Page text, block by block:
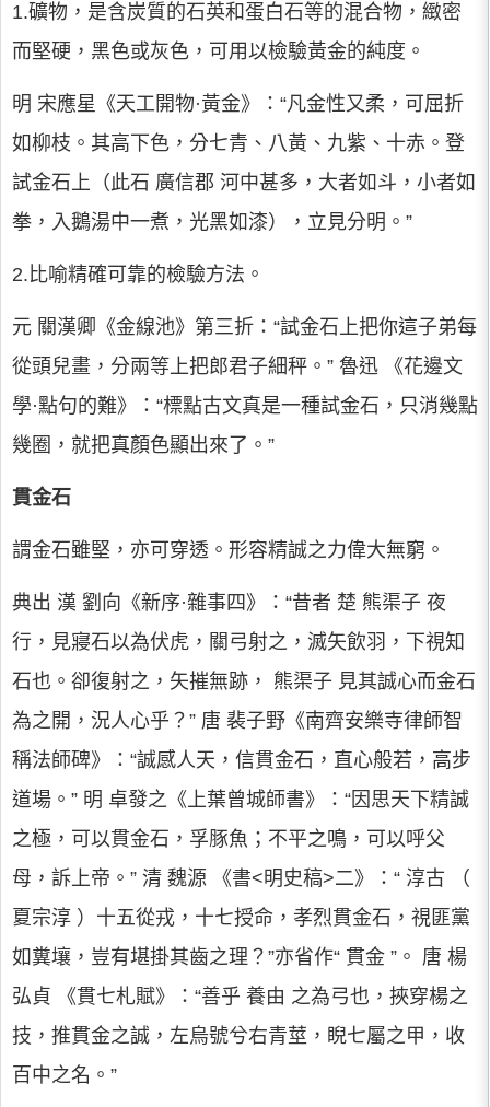
1.礦物，是含炭質的石英和蛋白石等的混合物，緻密
而堅硬，黑色或灰色，可用以檢驗黃金的純度。
明 宋應星《天工開物·黃金》：“凡金性又柔，可屈折
如柳枝。其高下色，分七青、八黃、九紫、十赤。登
試金石上（此石 廣信郡 河中甚多，大者如斗，小者如
拳，入鵝湯中一煮，光黑如漆），立見分明。”
2.比喻精確可靠的檢驗方法。
元 關漢卿《金線池》第三折：“試金石上把你這子弟每
從頭兒畫，分兩等上把郎君子細秤。” 魯迅 《花邊文
學·點句的難》：“標點古文真是一種試金石，只消幾點
幾圈，就把真顏色顯出來了。”
貫金石
謂金石雖堅，亦可穿透。形容精誠之力偉大無窮。
典出 漢 劉向《新序·雜事四》：“昔者 楚 熊渠子 夜
行，見寢石以為伏虎，關弓射之，滅矢飲羽，下視知
石也。卻復射之，矢摧無跡， 熊渠子 見其誠心而金石
為之開，況人心乎？” 唐 裴子野《南齊安樂寺律師智
稱法師碑》：“誠感人天，信貫金石，直心般若，高步
道場。” 明 卓發之《上葉曾城師書》：“因思天下精誠
之極，可以貫金石，孚豚魚；不平之鳴，可以呼父
母，訴上帝。” 清 魏源 《書<明史稿>二》：“ 淳古 （
夏宗淳 ）十五從戎，十七授命，孝烈貫金石，視匪黨
如糞壤，豈有堪掛其齒之理？”亦省作“ 貫金 ”。 唐 楊
弘貞 《貫七札賦》：“善乎 養由 之為弓也，挾穿楊之
技，推貫金之誠，左烏號兮右青莖，睨七屬之甲，收
百中之名。”